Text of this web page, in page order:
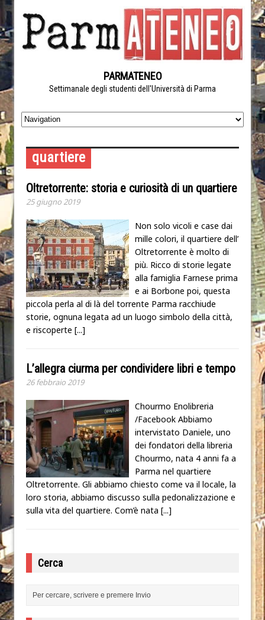
PARMATENEO
Settimanale degli studenti dell'Università di Parma
quartiere
Oltretorrente: storia e curiosità di un quartiere
25 giugno 2019
Non solo vicoli e case dai
mille colori, il quartiere dell’
Oltretorrente è molto di
più. Ricco di storie legate
alla famiglia Farnese prima
e ai Borbone poi, questa
piccola perla al di là del torrente Parma racchiude
storie, ognuna legata ad un luogo simbolo della città,
e riscoperte [...]
L’allegra ciurma per condividere libri e tempo
26 febbraio 2019
Chourmo Enolibreria
/Facebook Abbiamo
intervistato Daniele, uno
dei fondatori della libreria
Chourmo, nata 4 anni fa a
Parma nel quartiere
Oltretorrente. Gli abbiamo chiesto come va il locale, la
loro storia, abbiamo discusso sulla pedonalizzazione e
sulla vita del quartiere. Com’è nata [...]
Cerca